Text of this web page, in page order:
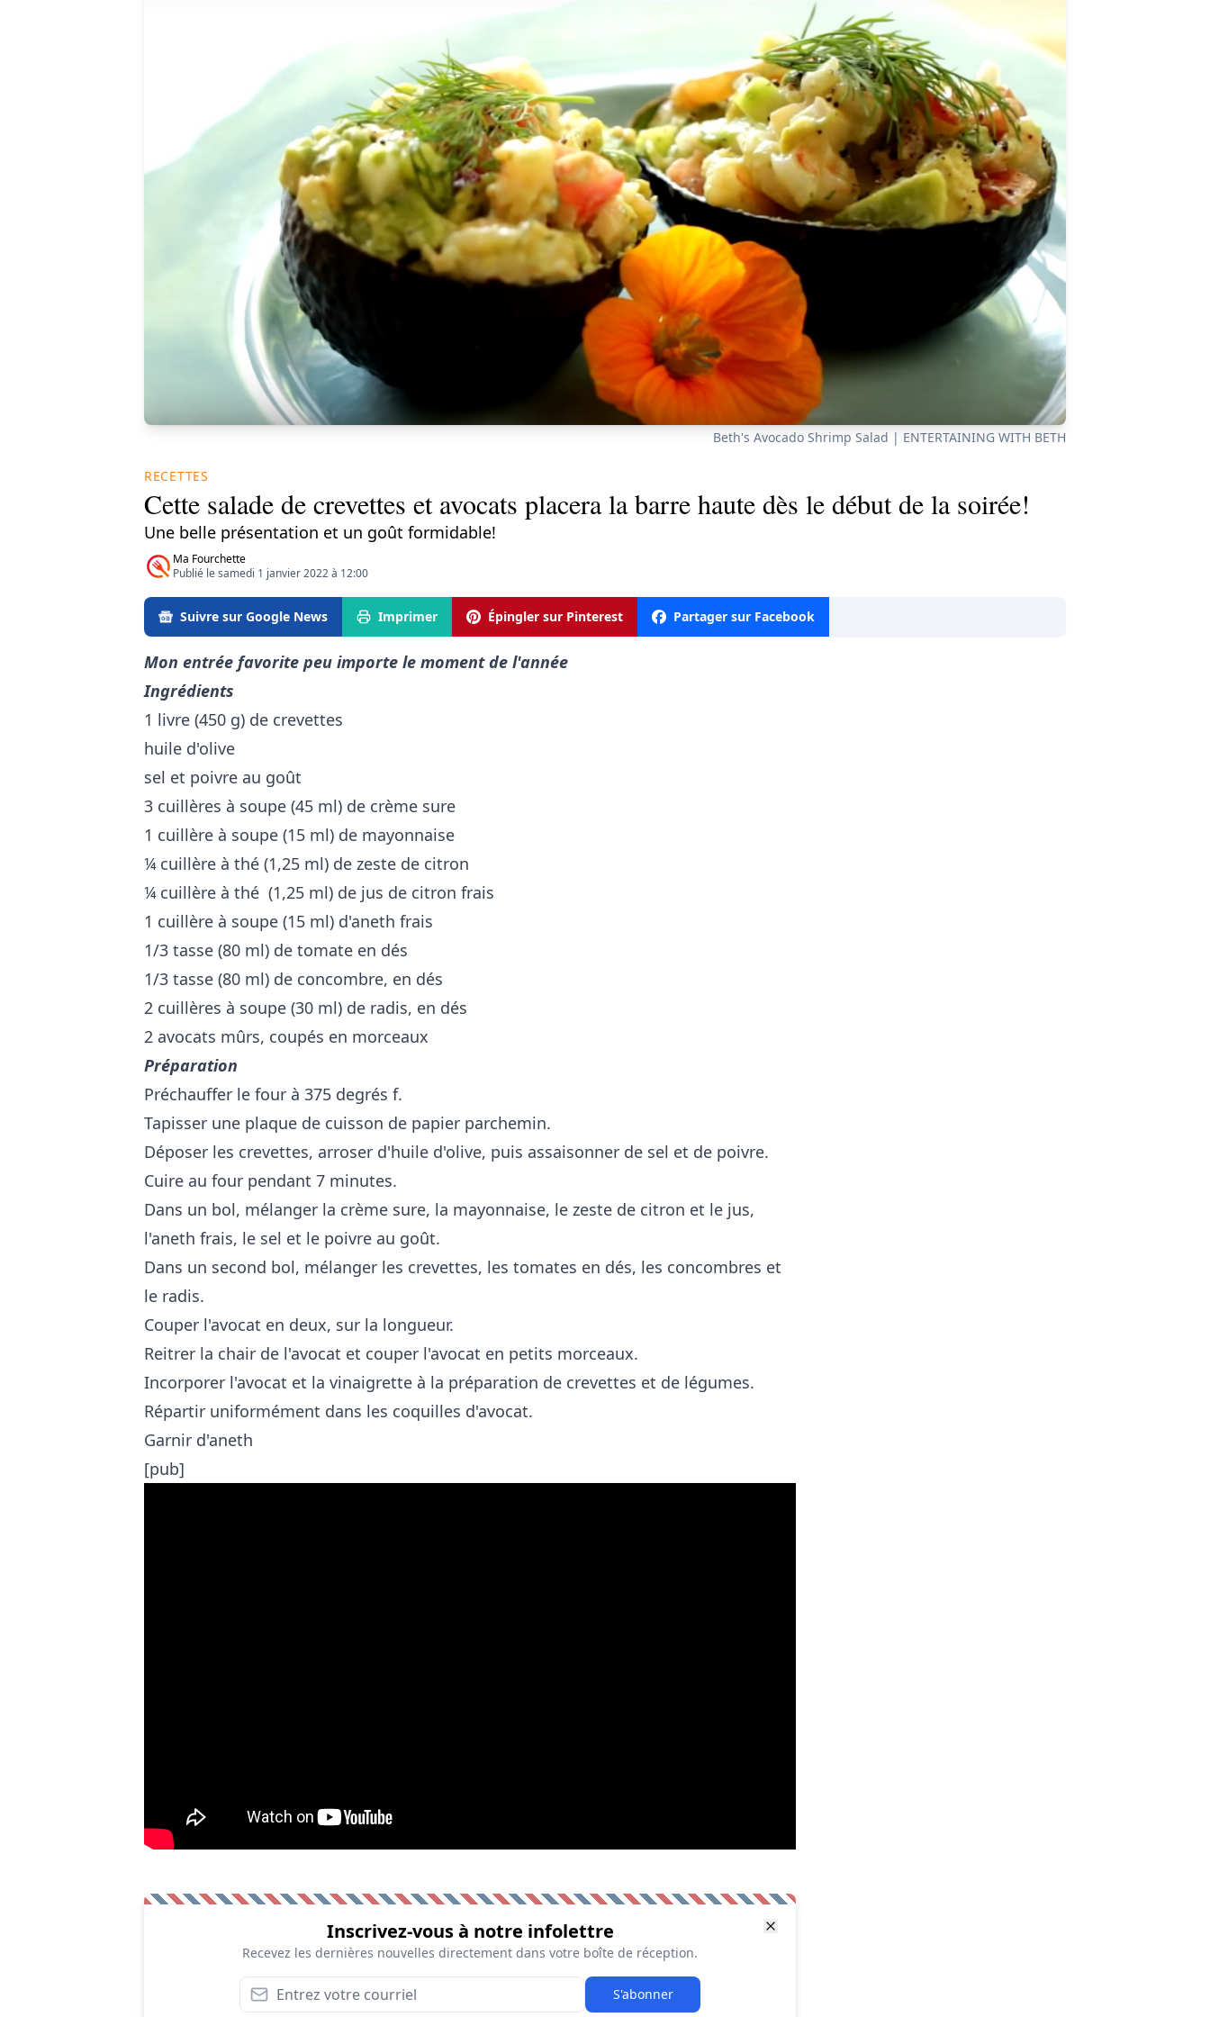
Beth's Avocado Shrimp Salad | ENTERTAINING WITH BETH
RECETTES
Cette salade de crevettes et avocats placera la barre haute dès le début de la soirée!
Une belle présentation et un goût formidable!
Ma Fourchette
Publié le samedi 1 janvier 2022 à 12:00
Suivre sur Google News Imprimer Épingler sur Pinterest Partager sur Facebook
Mon entrée favorite peu importe le moment de l'année
Ingrédients
1 livre (450 g) de crevettes
huile d'olive
sel et poivre au goût
3 cuillères à soupe (45 ml) de crème sure
1 cuillère à soupe (15 ml) de mayonnaise
¼ cuillère à thé (1,25 ml) de zeste de citron
¼ cuillère à thé (1,25 ml) de jus de citron frais
1 cuillère à soupe (15 ml) d'aneth frais
1/3 tasse (80 ml) de tomate en dés
1/3 tasse (80 ml) de concombre, en dés
2 cuillères à soupe (30 ml) de radis, en dés
2 avocats mûrs, coupés en morceaux
Préparation
Préchauffer le four à 375 degrés f.
Tapisser une plaque de cuisson de papier parchemin.
Déposer les crevettes, arroser d'huile d'olive, puis assaisonner de sel et de poivre.
Cuire au four pendant 7 minutes.
Dans un bol, mélanger la crème sure, la mayonnaise, le zeste de citron et le jus,
l'aneth frais, le sel et le poivre au goût.
Dans un second bol, mélanger les crevettes, les tomates en dés, les concombres et
le radis.
Couper l'avocat en deux, sur la longueur.
Reitrer la chair de l'avocat et couper l'avocat en petits morceaux.
Incorporer l'avocat et la vinaigrette à la préparation de crevettes et de légumes.
Répartir uniformément dans les coquilles d'avocat.
Garnir d'aneth
[pub]
Inscrivez-vous à notre infolettre
Recevez les dernières nouvelles directement dans votre boîte de réception.
S'abonner